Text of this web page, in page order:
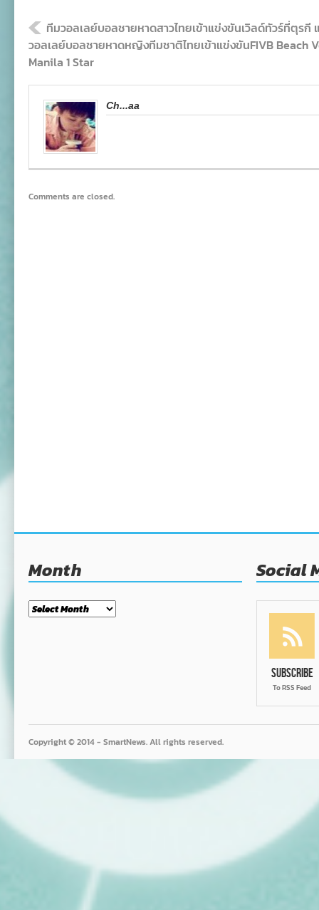
ทีมวอลเลย์บอลชายหาดสาวไทยเข้าแข่งขันเวิลด์ทัวร์ที่ตุรกี
วอลเลย์บอลชายหาดหญิงทีมชาติไทยเข้าแข่งขันFIVB Beach
Manila 1 Star
Ch...aa
Comments are closed.
Month
Month
Social
Subscribe
To RSS Feed
Copyright © 2014 - SmartNews. All rights reserved.